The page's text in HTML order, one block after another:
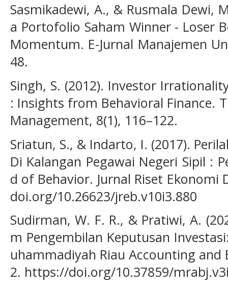
Sasmikadewi, A., & Rusmala Dewi,
a Portofolio Saham Winner - Loser
Momentum. E-Jurnal Manajemen
48.
Singh, S. (2012). Investor
: Insights from Behavioral Finance.
Management, 8(1), 116–122.
Sriatun, S., & Indarto, I. (2017).
Di Kalangan Pegawai Negeri Sipil :
d of Behavior. Jurnal Riset Ekonomi
doi.org/10.26623/jreb.v10i3.880
Sudirman, W. F. R., & Pratiwi, A.
m Pengembilan Keputusan
uhammadiyah Riau Accounting and
2. https://doi.org/10.37859/